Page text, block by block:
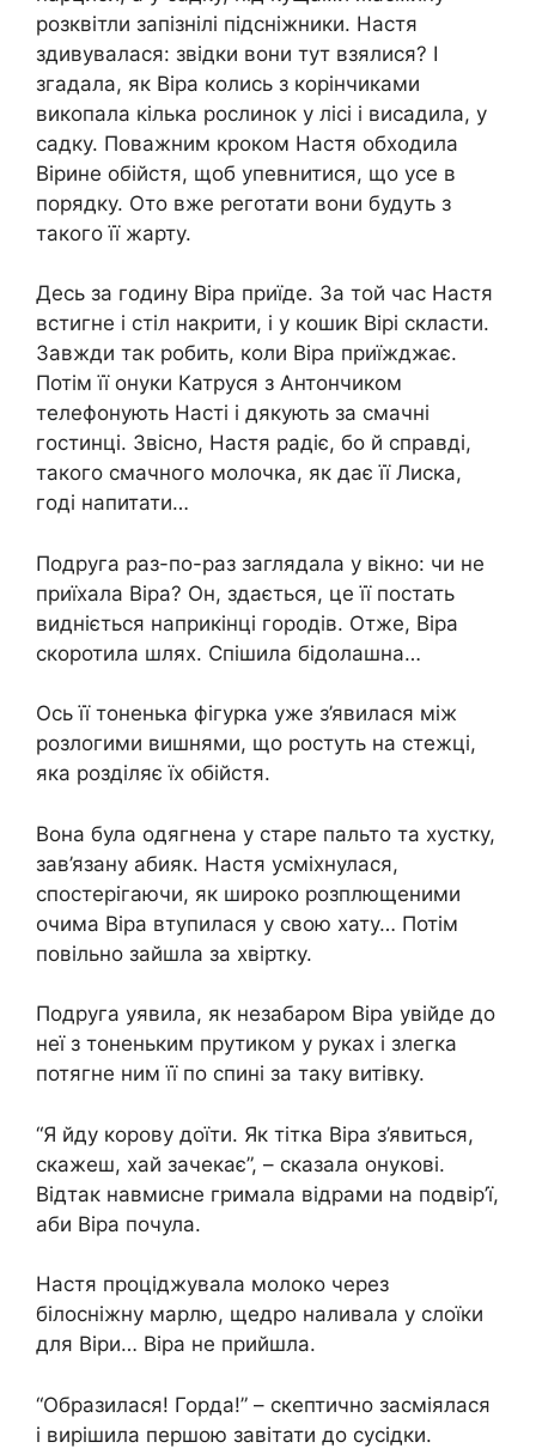
розквітли запізнілі підсніжники. Настя
здивувалася: звідки вони тут взялися? І
згадала, як Віра колись з корінчиками
викопала кілька рослинок у лісі і висадила, у
садку. Поважним кроком Настя обходила
Вірине обійстя, щоб упевнитися, що усе в
порядку. Ото вже реготати вони будуть з
такого її жарту.
Десь за годину Віра приїде. За той час Настя
встигне і стіл накрити, і у кошик Вірі скласти.
Завжди так робить, коли Віра приїжджає.
Потім її онуки Катруся з Антончиком
телефонують Насті і дякують за смачні
гостинці. Звісно, Настя радіє, бо й справді,
такого смачного молочка, як дає її Лиска,
годі напитати…
Подруга раз-по-раз заглядала у вікно: чи не
приїхала Віра? Он, здається, це її постать
видніється наприкінці городів. Отже, Віра
скоротила шлях. Спішила бідолашна…
Ось її тоненька фiгурка уже з’явилася між
розлогими вишнями, що ростуть на стежці,
яка розділяє їх обійстя.
Вона була одягнена у старе пальто та хустку,
зав’язану абияк. Настя усміхнулася,
спостерігаючи, як широко розплющеними
очима Віра втупилася у свою хату… Потім
повільно зайшла за хвіртку.
Подруга уявила, як незабаром Віра увійде до
неї з тоненьким прутиком у руках і злегка
потягне ним її по спині за таку витівку.
“Я йду корову доїти. Як тітка Віра з’явиться,
скажеш, хай зачекає”, – сказала онукові.
Відтак навмисне гримала відрами на подвір’ї,
аби Віра почула.
Настя проціджувала молоко через
білосніжну марлю, щедро наливала у слоїки
для Віри… Віра не прийшла.
“Обpазилася! Горда!” – скептично засміялася
і вирішила першою завітати до сусідки.